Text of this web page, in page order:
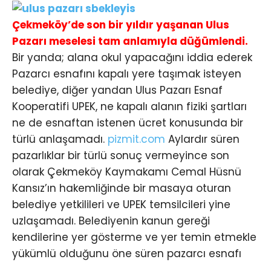
Çekmeköy’de son bir yıldır yaşanan Ulus
Pazarı meselesi tam anlamıyla düğümlendi.
Bir yanda; alana okul yapacağını iddia ederek
Pazarcı esnafını kapalı yere taşımak isteyen
belediye, diğer yandan Ulus Pazarı Esnaf
Kooperatifi UPEK, ne kapalı alanın fiziki şartları
ne de esnaftan istenen ücret konusunda bir
türlü anlaşamadı. pizmit.com Aylardır süren
pazarlıklar bir türlü sonuç vermeyince son
olarak Çekmeköy Kaymakamı Cemal Hüsnü
Kansız’ın hakemliğinde bir masaya oturan
belediye yetkilileri ve UPEK temsilcileri yine
uzlaşamadı. Belediyenin kanun gereği
kendilerine yer gösterme ve yer temin etmekle
yükümlü olduğunu öne süren pazarcı esnafı